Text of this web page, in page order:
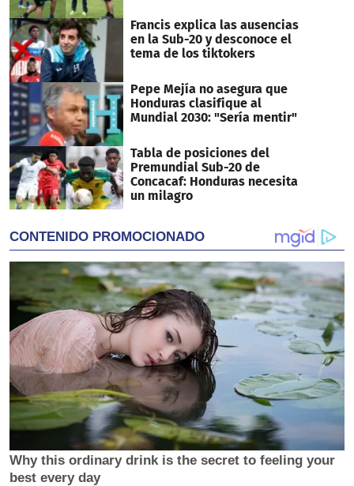
Francis explica las ausencias
en la Sub-20 y desconoce el
tema de los tiktokers
Pepe Mejía no asegura que
Honduras clasifique al
Mundial 2030: "Sería mentir"
Tabla de posiciones del
Premundial Sub-20 de
Concacaf: Honduras necesita
un milagro